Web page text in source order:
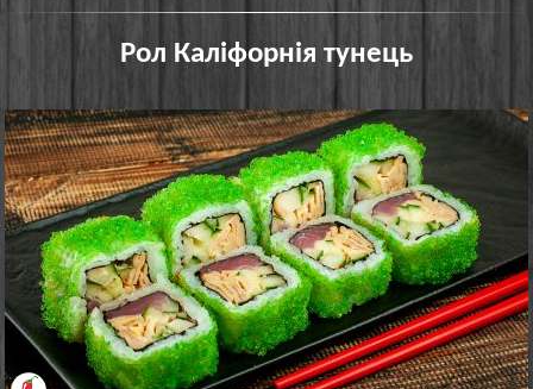
Рол Каліфорнія тунець